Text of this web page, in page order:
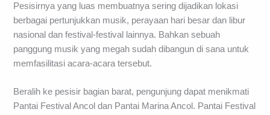
Pesisirnya yang luas membuatnya sering dijadikan lokasi
berbagai pertunjukkan musik, perayaan hari besar dan libur
nasional dan festival-festival lainnya. Bahkan sebuah
panggung musik yang megah sudah dibangun di sana untuk
memfasilitasi acara-acara tersebut.
Beralih ke pesisir bagian barat, pengunjung dapat menikmati
Pantai Festival Ancol dan Pantai Marina Ancol. Pantai Festival